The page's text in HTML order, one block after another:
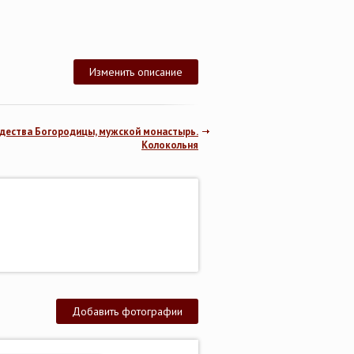
Изменить описание
Богородицы, мужской монастырь.
Колокольня
Добавить фотографии